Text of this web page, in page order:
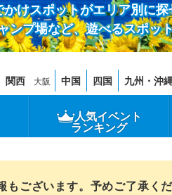
けスポットがエリア別に
ンプ場など、遊べるスポッ
関西 大阪 中国 四国 九州・沖
人気イベント
ランキング
ございます。予めご了承くだ